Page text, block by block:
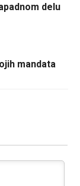
delu
mandata